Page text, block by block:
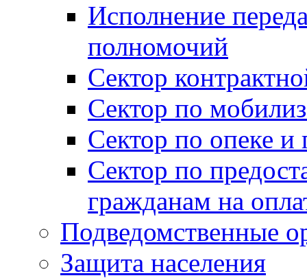
Исполнение
полномочий
Сектор
Сектор по
Сектор по опеке и
Сектор по
гражданам на
Подведомственные
Защита населения